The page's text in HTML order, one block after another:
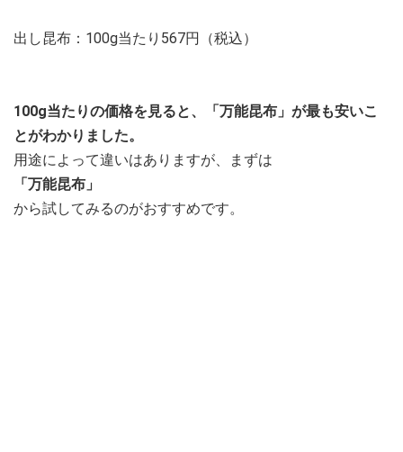
出し昆布：100g当たり567円（税込）
100g当たりの価格を見ると、「万能昆布」が最も安いこ
とがわかりました。
用途によって違いはありますが、まずは
「万能昆布」
から試してみるのがおすすめです。